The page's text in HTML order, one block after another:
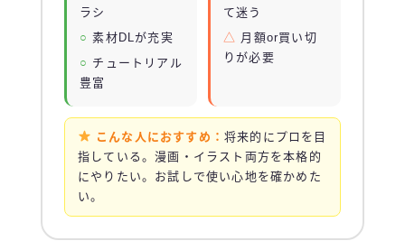
ラシ
素材DLが充実
チュートリアル
豊富
て迷う
月額or買い切
りが必要
こんな人におすすめ：将来的にプロを目
指している。漫画・イラスト両方を本格的
にやりたい。お試しで使い心地を確かめた
い。